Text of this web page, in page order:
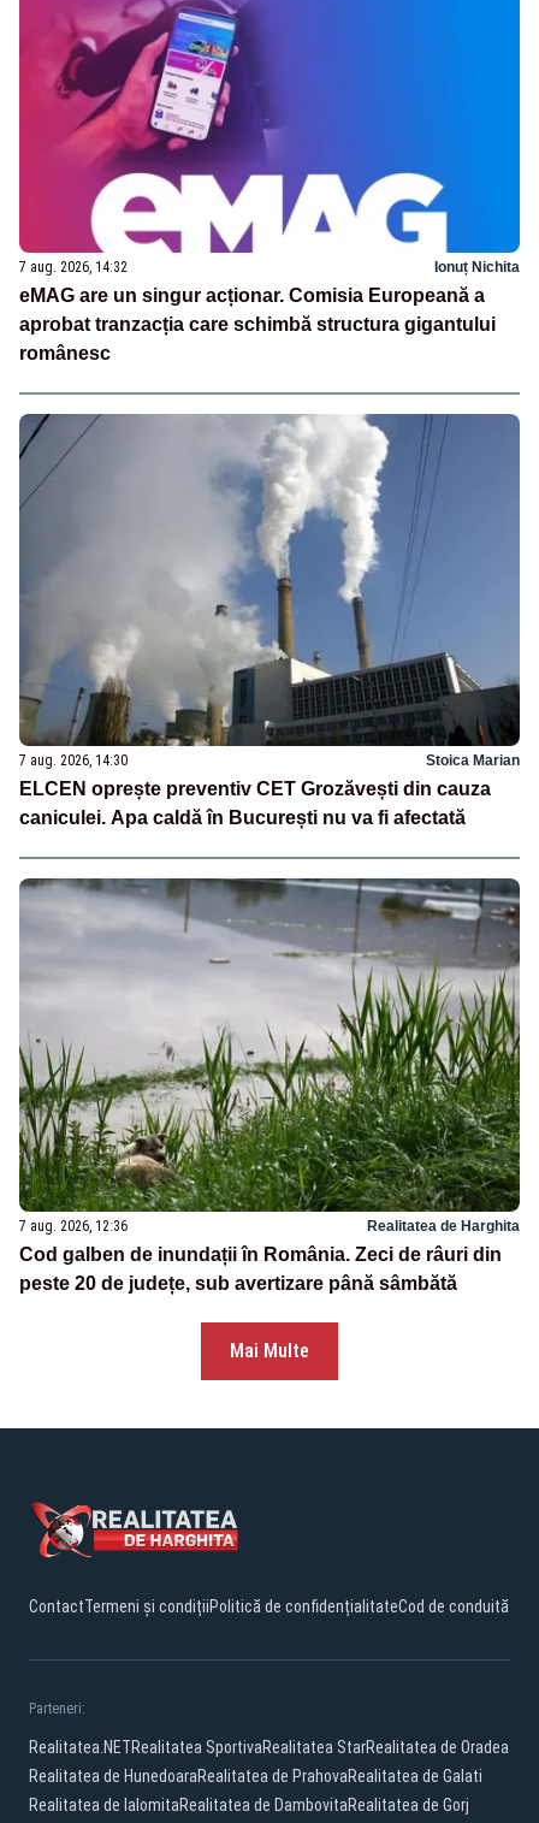
7 aug. 2026, 14:32 Ionuț Nichita
eMAG are un singur acționar. Comisia Europeană a
aprobat tranzacția care schimbă structura gigantului
românesc
7 aug. 2026, 14:30 Stoica Marian
ELCEN oprește preventiv CET Grozăvești din cauza
caniculei. Apa caldă în București nu va fi afectată
7 aug. 2026, 12:36 Realitatea de Harghita
Cod galben de inundații în România. Zeci de râuri din
peste 20 de județe, sub avertizare până sâmbătă
Mai Multe
ContactTermeni și condițiiPolitică de confidențialitateCod de conduită
Parteneri:
Realitatea.NETRealitatea SportivaRealitatea StarRealitatea de Oradea
Realitatea de HunedoaraRealitatea de PrahovaRealitatea de Galati
Realitatea de IalomitaRealitatea de DambovitaRealitatea de Gorj